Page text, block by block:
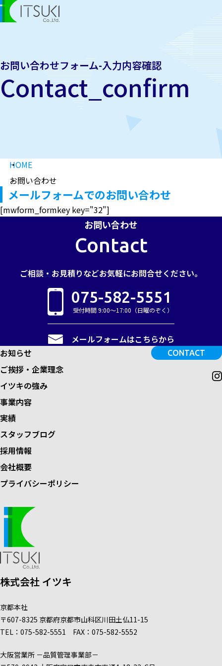
お問い合わせフォーム-入力内容確認
Contact_confirm
HOME
お問い合わせ
メールフォームでのお問い合わせ
[mwform_formkey key="32"]
お問い合わせ
Contact
ご相談・お見積りなどお気軽にお問合せください。
075-582-5551
受付時間 9:00～17:00（日曜のぞく）
メールフォームはこちらから
お知らせ
ご挨拶・企業理念
イツキの強み
事業内容
実績
スタッフブログ
採用情報
会社概要
プライバシーポリシー
CONTACT
株式会社 イツキ
京都本社
〒607-8325 京都府京都市山科区川田土仏11-15
TEL： 075-582-5551 FAX：075-582-5552
大阪営業所 －品質管理事業部－